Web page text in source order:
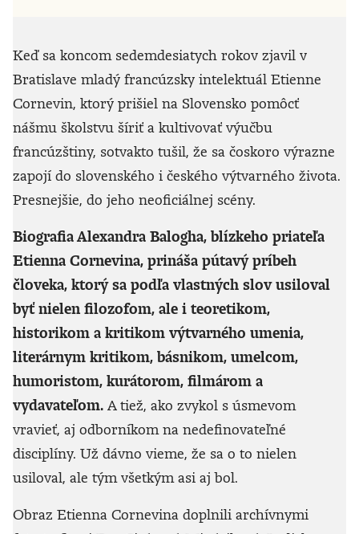
Keď sa koncom sedemdesiatych rokov zjavil v
Bratislave mladý francúzsky intelektuál Etienne
Cornevin, ktorý prišiel na Slovensko pomôcť
nášmu školstvu šíriť a kultivovať výučbu
francúzštiny, sotvakto tušil, že sa čoskoro výrazne
zapojí do slovenského i českého výtvarného života.
Presnejšie, do jeho neoficiálnej scény.
Biografia Alexandra Balogha, blízkeho priateľa
Etienna Cornevina, prináša pútavý príbeh
človeka, ktorý sa podľa vlastných slov usiloval
byť nielen filozofom, ale i teoretikom,
historikom a kritikom výtvarného umenia,
literárnym kritikom, básnikom, umelcom,
humoristom, kurátorom, filmárom a
vydavateľom. A tiež, ako zvykol s úsmevom
vravieť, aj odborníkom na nedefinovateľné
disciplíny. Už dávno vieme, že sa o to nielen
usiloval, ale tým všetkým asi aj bol.
Obraz Etienna Cornevina doplnili archívnymi